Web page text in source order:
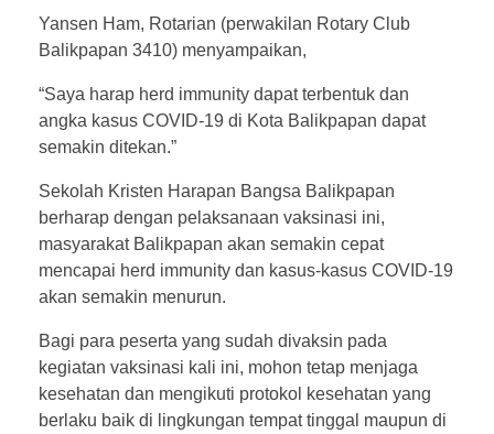
Yansen Ham, Rotarian (perwakilan Rotary Club
Balikpapan 3410) menyampaikan,
“Saya harap herd immunity dapat terbentuk dan
angka kasus COVID-19 di Kota Balikpapan dapat
semakin ditekan.”
Sekolah Kristen Harapan Bangsa Balikpapan
berharap dengan pelaksanaan vaksinasi ini,
masyarakat Balikpapan akan semakin cepat
mencapai herd immunity dan kasus-kasus COVID-19
akan semakin menurun.
Bagi para peserta yang sudah divaksin pada
kegiatan vaksinasi kali ini, mohon tetap menjaga
kesehatan dan mengikuti protokol kesehatan yang
berlaku baik di lingkungan tempat tinggal maupun di